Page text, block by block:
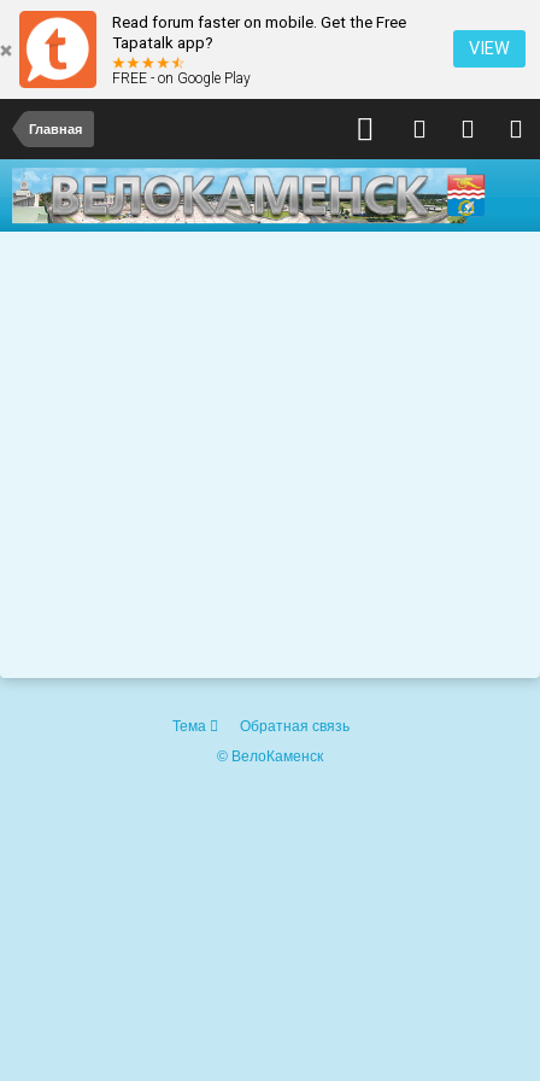
Read forum faster on mobile. Get the Free
Tapatalk app?
FREE - on Google Play
VIEW
Главная
Тема
Обратная связь
© ВелоКаменск